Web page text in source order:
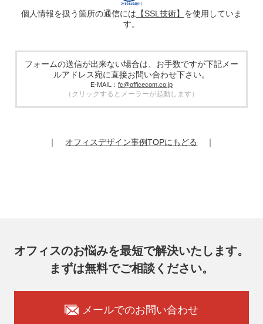
ライバシーポリシーに基づき取り扱われます。
5. 個人情報の取り扱い業務の委託
場合があります。その際、弊社は、個人情報を適切に保護で
きる管理体制を敷き実行していることを条件として委託先を
厳選したうえで、機密保持契約を委託先と締結し、お客様の
個人情報を厳密に管理させます。
提供記録の開示を請求することができます。
7. 個人情報を提供されることの任意性
お客様がご自身の個人情報を弊社に提供されるか否かはお客
は、適切なサービスをご提供できない場合がありますのでご
個人情報を扱う箇所の通信には 【SSL技術】 を使用していま
す。
フォームの送信が出来ない場合は、お手数ですが下記メー
ルアドレス宛に直接お問い合わせ下さい。
E-MAIL： fc@officecom.co.jp
（クリックするとメーラーが起動します）
｜ オフィスデザイン事例TOPにもどる ｜
オフィスのお悩みを最短で解決いたします。
まずは無料でご相談ください。
メールでのお問い合わせ